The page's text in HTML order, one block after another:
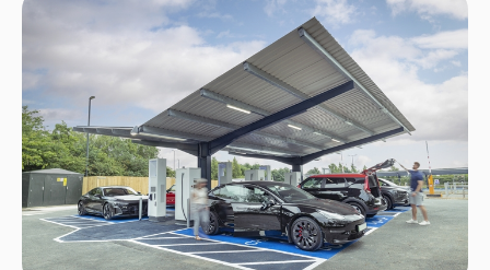
것으로 내다봤다. 2030년 전기자동차 중 SEA(Society of Automotive
Engineers) 레벨 4 자동차의 반도체 비용은 4000달러 정도다. 내연엔진 SEA
레벨 1 자동차는 반도체 비용이 500달러 수준이다. 8배나 늘어난다. 자동차
산업은 2021년 반도체 수요의 8%를 차지했다. 향후 10년 후 자동차 산업은
13~15%를 차지할 전망이다. 이후 20%대까지 증가할 것으로 예측된다.
컴퓨팅과 데이터 저장 시장도 반도체 수요를 이끈다. AI와 클라우드 컴퓨팅을
지원하는 서버에 반도체는 필수다. 5G 전환이 지속되고 있는 무선 통신과
스마트폰도 반도체 수요가 높은 부문이다.